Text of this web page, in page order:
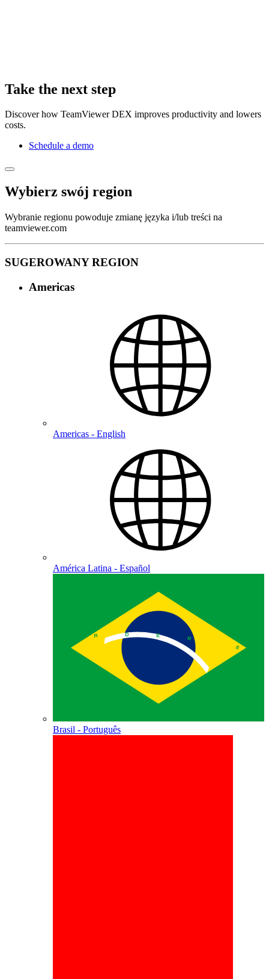
Take the next step
Discover how TeamViewer DEX improves productivity and lowers
costs.
Schedule a demo
Wybierz swój region
Wybranie regionu powoduje zmianę języka i/lub treści na
teamviewer.com
SUGEROWANY REGION
Americas
Americas - English
América Latina - Español
Brasil - Português